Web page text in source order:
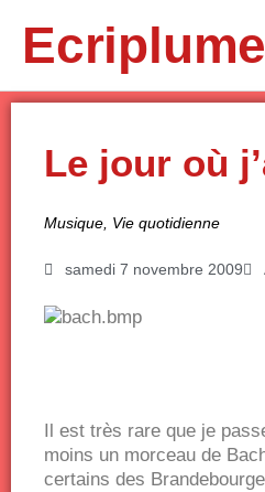
contenuEcriplume
Le jour où
Musique, Vie quotidienne
samedi 7 novembre 2009
Il est très rare que je
moins un morceau de
certains des